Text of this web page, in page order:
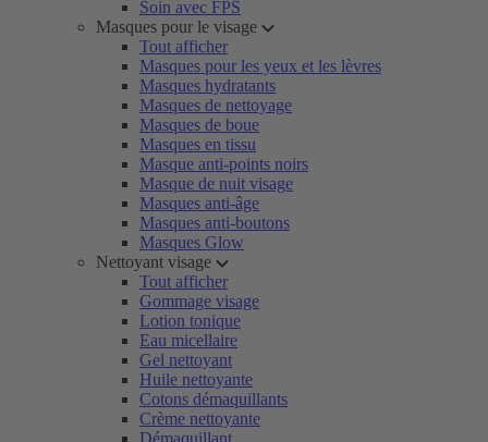
Soin avec FPS
Masques pour le visage
Tout afficher
Masques pour les yeux et les lèvres
Masques hydratants
Masques de nettoyage
Masques de boue
Masques en tissu
Masque anti-points noirs
Masque de nuit visage
Masques anti-âge
Masques anti-boutons
Masques Glow
Nettoyant visage
Tout afficher
Gommage visage
Lotion tonique
Eau micellaire
Gel nettoyant
Huile nettoyante
Cotons démaquillants
Crème nettoyante
Démaquillant